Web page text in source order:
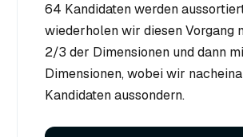
64 Kandidaten werden
wiederholen wir diesen Vorgang
2/3 der Dimensionen und dann
Dimensionen, wobei wir
Kandidaten aussondern.